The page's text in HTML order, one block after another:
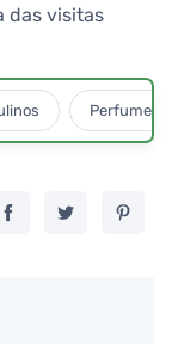
das visitas
Perfumes